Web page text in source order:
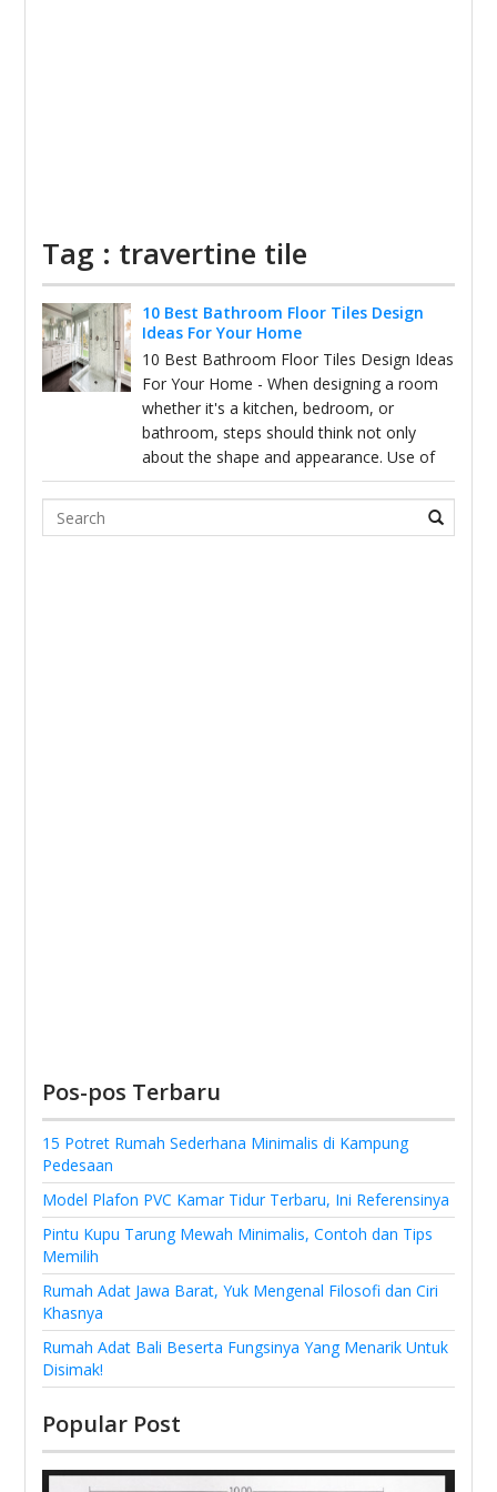
Tag : travertine tile
10 Best Bathroom Floor Tiles Design
Ideas For Your Home
10 Best Bathroom Floor Tiles Design Ideas
For Your Home - When designing a room
whether it's a kitchen, bedroom, or
bathroom, steps should think not only
about the shape and appearance. Use of
Search
Pos-pos Terbaru
15 Potret Rumah Sederhana Minimalis di Kampung
Pedesaan
Model Plafon PVC Kamar Tidur Terbaru, Ini Referensinya
Pintu Kupu Tarung Mewah Minimalis, Contoh dan Tips
Memilih
Rumah Adat Jawa Barat, Yuk Mengenal Filosofi dan Ciri
Khasnya
Rumah Adat Bali Beserta Fungsinya Yang Menarik Untuk
Disimak!
Popular Post